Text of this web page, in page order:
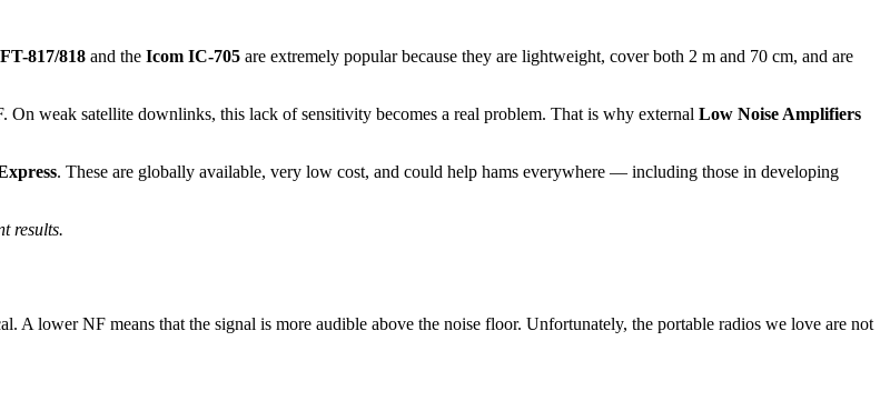
817/818 and the Icom IC-705 are extremely popular because they are lightweight, cover both 2 m and 70 cm, and are
weak satellite downlinks, this lack of sensitivity becomes a real problem. That is why external Low Noise Amplifiers
. These are globally available, very low cost, and could help hams everywhere — including those in developing
results.
A lower NF means that the signal is more audible above the noise floor. Unfortunately, the portable radios we love are not